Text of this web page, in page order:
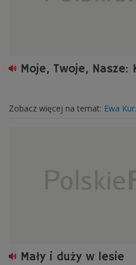
Moje, Twoje, Nasze:
Zobacz więcej na temat: Ewa
Mały i duży w lesie